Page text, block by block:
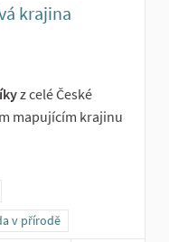
krajina
z celé České
mapujícím krajinu
v přírodě